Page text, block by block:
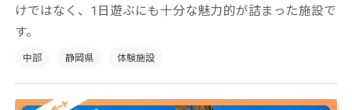
けではなく、1日遊ぶにも十分な魅力的が詰まった施設で
す。
中部 静岡県 体験施設